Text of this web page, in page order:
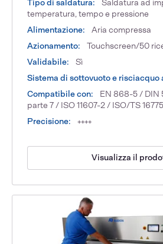
Tipo di saldatura:
Saldatura ad
temperatura, tempo e pressione
Alimentazione:
Aria compressa
Azionamento:
Touchscreen/50
Validabile:
Sì
Sistema di sottovuoto e risciacquo
Compatibile con:
EN 868-5 / DIN
parte 7 / ISO 11607-2 / ISO/TS 16775
Precisione:
++++
Visualizza il